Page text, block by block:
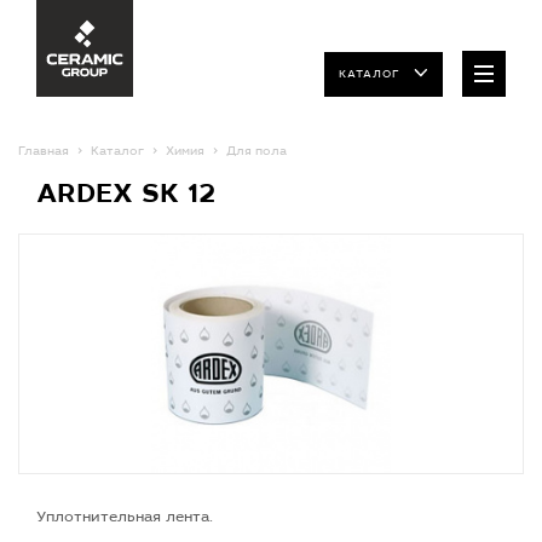
КАТАЛОГ
Главная Каталог Химия Для пола
ARDEX SK 12
Уплотнительная лента.